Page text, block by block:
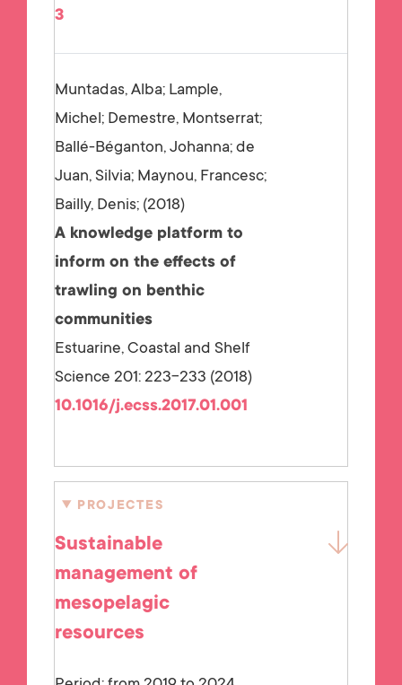
3
Muntadas, Alba; Lample,
Michel; Demestre, Montserrat;
Ballé-Béganton, Johanna; de
Juan, Silvia; Maynou, Francesc;
Bailly, Denis; 2018
A knowledge platform to
inform on the effects of
trawling on benthic
communities
Estuarine, Coastal and Shelf
Science 201: 223-233 (2018)
10.1016/j.ecss.2017.01.001
PROJECTES
Sustainable
management of
mesopelagic
resources